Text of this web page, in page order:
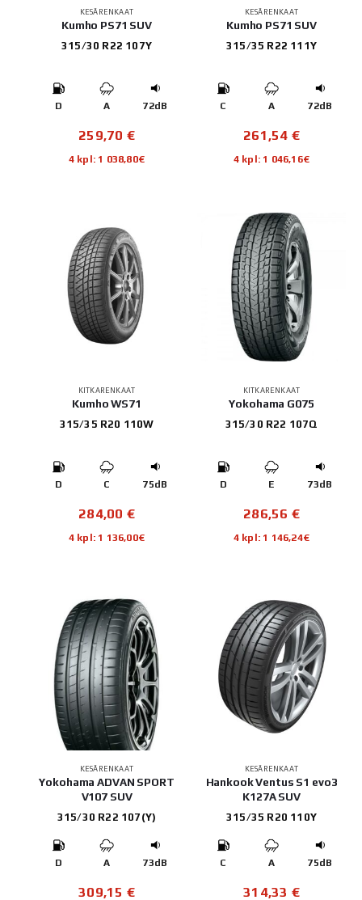
KESÄRENKAAT
Kumho PS71 SUV
315/30 R22 107Y
D A 72dB
259,70 €
4 kpl: 1 038,80€
KESÄRENKAAT
Kumho PS71 SUV
315/35 R22 111Y
C A 72dB
261,54 €
4 kpl: 1 046,16€
KITKARENKAAT
Kumho WS71
315/35 R20 110W
D C 75dB
284,00 €
4 kpl: 1 136,00€
KITKARENKAAT
Yokohama G075
315/30 R22 107Q
D E 73dB
286,56 €
4 kpl: 1 146,24€
KESÄRENKAAT
Yokohama ADVAN SPORT
V107 SUV
315/30 R22 107(Y)
D A 73dB
309,15 €
KESÄRENKAAT
Hankook Ventus S1 evo3
K127A SUV
315/35 R20 110Y
C A 75dB
314,33 €